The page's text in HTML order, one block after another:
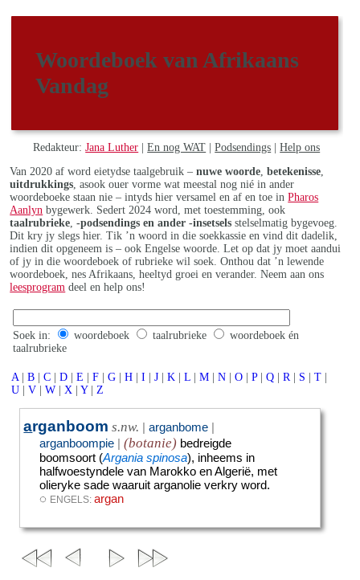
Woordeboek van Afrikaans
Vandag
Redakteur:Jana Luther |En nog WAT |Podsendings |Help ons
Van 2020 af word eietydse taalgebruik –nuwe woorde ,betekenisse
uitdrukkings , asook ouer vorme wat meestal nog nié in ander
woordeboeke staan nie – intyds hier versamel en af en toe inPharos
Aanlyn bygewerk. Sedert 2024 word, met toestemming, ook
taalrubrieke ,-podsendings en ander -insetsels stelselmatig bygevoeg.
Dit kry jy slegs hier. Tik ’n woord in die soekkassie en vind dit dadelik,
indien dit opgeneem is – ook Engelse woorde. Let op dat jy moet aandui
of jy in die woordeboek of rubrieke wil soek. Onthou dat ’n lewende
woordeboek, nes Afrikaans, heeltyd groei en verander. Neem aan ons
leesprogram deel en help ons!
Soek in: woordeboek taalrubrieke
woordeboek én
taalrubrieke
A | B | C | D | E | F | G | H | I | J | K | L | M | N | O | P | Q | R | S | T |
U | V | W | X | Y | Z
arganboom s.nw. |arganbome |
arganboompie | (botanie) bedreigde
boomsoort (Argania spinosa), inheems in
halfwoestyndele van Marokko en Algerië, met
olieryke sade waaruit arganolie verkry word.
◌ ENGELS:argan